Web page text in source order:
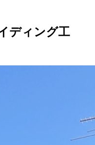
ディング工